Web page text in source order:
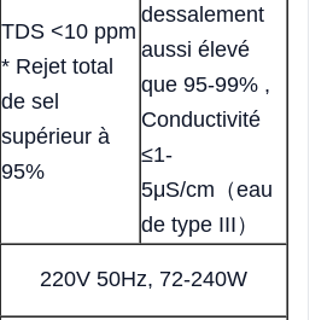
TDS <10 ppm
* Rejet total
de sel
supérieur à
95%
dessalement
aussi élevé
que 95-99% ,
Conductivité
≤1-
5μS/cm（eau
de type III）
220V 50Hz, 72-240W